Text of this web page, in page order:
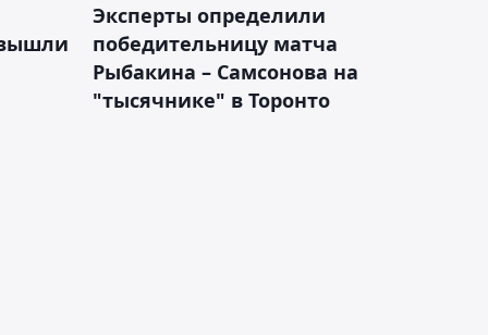
Эксперты определили
победительницу матча
Рыбакина – Самсонова на
"тысячнике" в Торонто